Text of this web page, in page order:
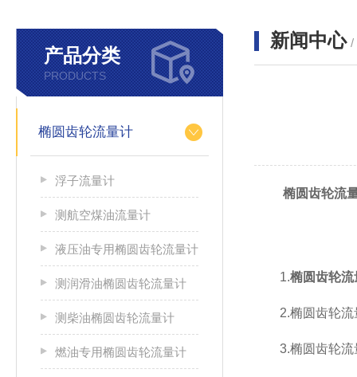
产品分类
PRODUCTS
椭圆齿轮流量计
浮子流量计
测航空煤油流量计
液压油专用椭圆齿轮流量计
测润滑油椭圆齿轮流量计
测柴油椭圆齿轮流量计
燃油专用椭圆齿轮流量计
新闻中心 /
椭圆齿轮流
1.椭圆齿轮流
2.椭圆齿轮流量
3.椭圆齿轮流量